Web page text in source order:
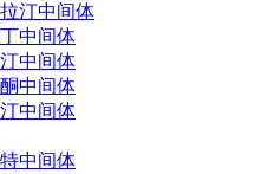
汀中间体
中间体
中间体
中间体
中间体
中间体